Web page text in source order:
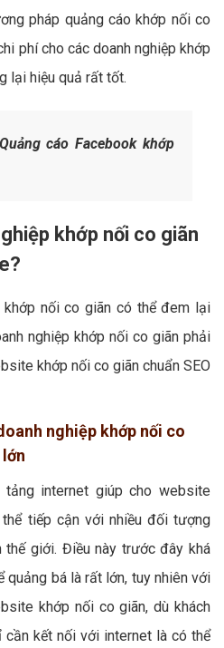
pháp quảng cáo khớp nối co
phí cho các doanh nghiệp khớp
lại hiệu quả rất tốt.
Quảng cáo Facebook khớp
khớp nối co giãn
nối co giãn có thể đem lại
nghiệp khớp nối co giãn phải
khớp nối co giãn chuẩn SEO
nghiệp khớp nối co
internet giúp cho website
tiếp cận với nhiều đối tượng
thế giới. Điều này trước đây khá
quảng bá là rất lớn, tuy nhiên với
khớp nối co giãn, dù khách
cần kết nối với internet là có thể